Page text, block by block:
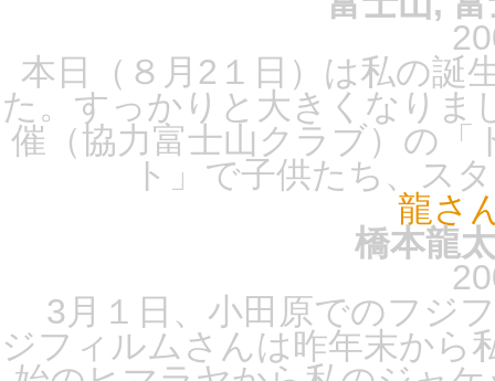
本日（８月2１日）は私の誕
た。すっかりと大きくなりま
催（協力富士山クラブ）の
ト」で子供たち、ス
龍さ
橋本龍
3月１日、小田原でのフジ
ジフィルムさんは昨年末から